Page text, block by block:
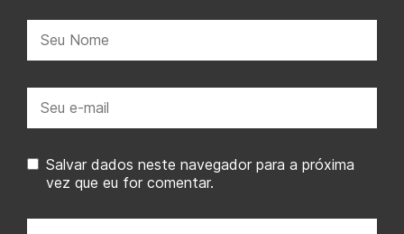
mail:
Salvar dados neste navegador para a próxima
vez que eu for comentar.